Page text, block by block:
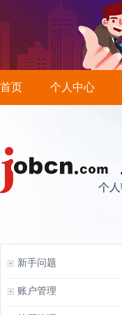
首页 个人中心
新手问题
账户管理